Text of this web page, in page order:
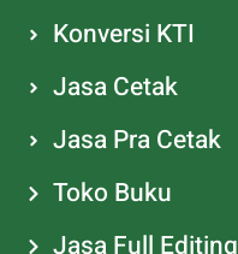
Konversi KTI
Jasa Cetak
Jasa Pra Cetak
Toko Buku
Jasa Full Editing